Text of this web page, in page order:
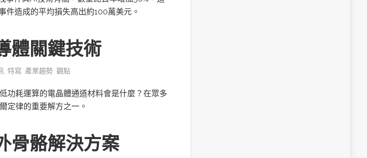
造成的平均損失高出約100萬美元。
體關鍵技術
特寫 產業趨勢 觀點
功耗運算的電晶體通道材料會是什麼？在眾多
定律的重要解方之一。
骨骼解決方案